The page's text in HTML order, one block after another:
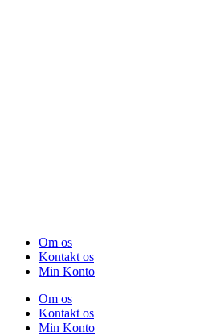
Om os
Kontakt os
Min Konto
Om os
Kontakt os
Min Konto